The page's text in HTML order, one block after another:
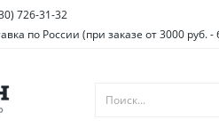
726-31-32
по России (при заказе от 3000